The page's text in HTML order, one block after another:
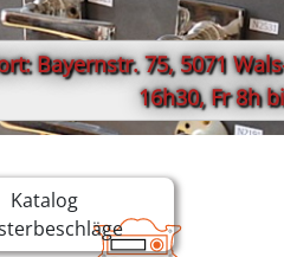
Bayernstr. 75, 5071
16h30, Fr 8h
Katalog